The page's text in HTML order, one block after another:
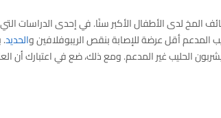
المدعم أقل عرضة للإصابة بنقص الريبوفلافين والحديد.
الحليب غير المدعم. ومع ذلك، ضع في اعتبارك أن